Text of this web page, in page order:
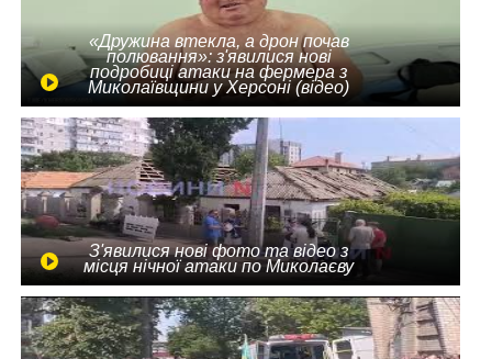
«Дружина втекла, а дрон почав
полювання»: з'явилися нові
подробиці атаки на фермера з
Миколаївщини у Херсоні (відео)
З'явилися нові фото та відео з
місця нічної атаки по Миколаєву